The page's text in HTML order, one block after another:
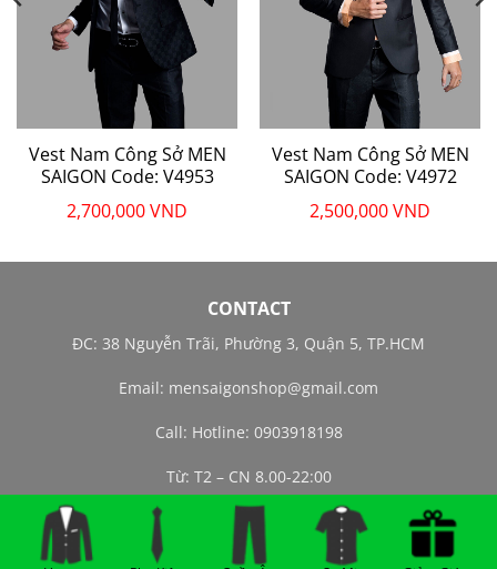
Vest Nam Công Sở MEN
SAIGON Code: V4953
2,700,000VND
Vest Nam Công Sở MEN
SAIGON Code: V4972
2,500,000VND
CONTACT
ĐC: 38 Nguyễn Trãi, Phường 3, Quận 5, TP.HCM
Email: mensaigonshop@gmail.com
Call: Hotline: 0903918198
Từ: T2 – CN 8.00-22:00
© 2021 | ALL RIGHTS RESERVED